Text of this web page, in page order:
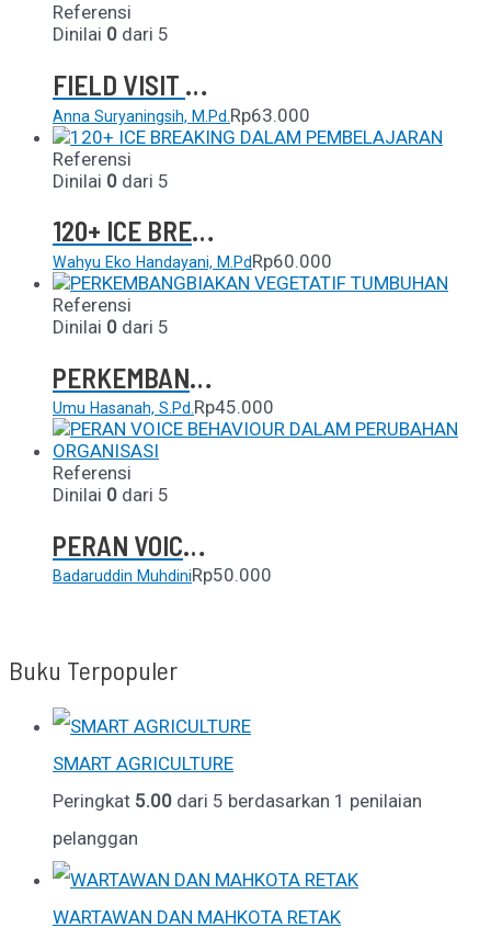
Referensi
Dinilai 0 dari 5
FIELD VISIT TECHNIQUE PADA PEMBELAJARAN BLANDED LEARNING
Anna Suryaningsih, M.Pd. Rp63.000
Referensi
Dinilai 0 dari 5
120+ ICE BREAKING DALAM PEMBELAJARAN
Wahyu Eko Handayani, M.PdRp60.000
Referensi
Dinilai 0 dari 5
PERKEMBANGBIAKAN VEGETATIF TUMBUHAN
Umu Hasanah, S.Pd.Rp45.000
Referensi
Dinilai 0 dari 5
PERAN VOICE BEHAVIOUR DALAM PERUBAHAN ORGANISASI
Badaruddin MuhdiniRp50.000
Buku Terpopuler
SMART AGRICULTURE
Peringkat 5.00 dari 5 berdasarkan 1 penilaian
pelanggan
WARTAWAN DAN MAHKOTA RETAK